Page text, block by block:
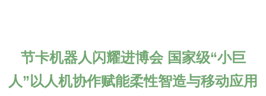
节卡机器人闪耀进博会 国家级“小巨
人”以人机协作赋能柔性智造与移动应用